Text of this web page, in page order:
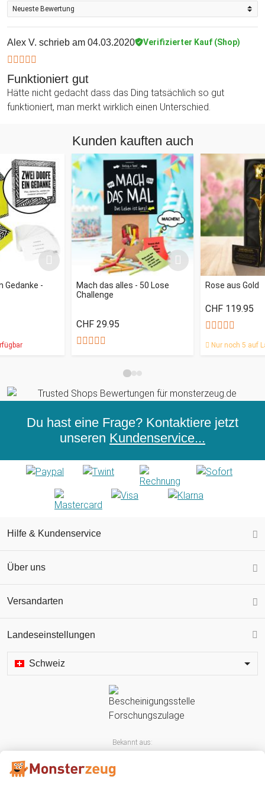
Alex V. schrieb am 04.03.2020 Verifizierter Kauf (Shop)
Funktioniert gut
Hätte nicht gedacht dass das Ding tatsächlich so gut
funktioniert, man merkt wirklich einen Unterschied.
Kunden kauften auch
Gedanke -
Mach das alles - 50 Lose
Challenge
CHF 29.95
Rose aus Gold
CHF 119.95
Nur noch 5 auf
Du hast eine Frage? Kontaktiere jetzt
unseren Kundenservice...
Hilfe & Kundenservice
Über uns
Versandarten
Landeseinstellungen
Schweiz
Bekannt aus: